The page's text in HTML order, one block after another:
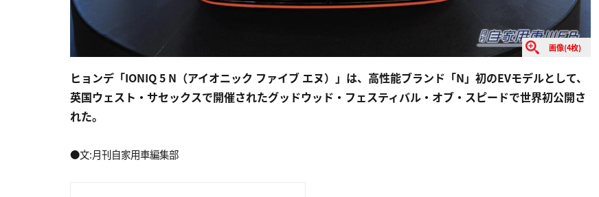
画像(4枚)
ヒョンデ「IONIQ 5 N（アイオニック ファイブ エヌ）」は、高性能ブランド「N」初のEVモデルとして、
英国ウェスト・サセックスで開催されたグッドウッド・フェスティバル・オブ・スピードで世界初公開さ
れた。
●文:月刊自家用車編集部